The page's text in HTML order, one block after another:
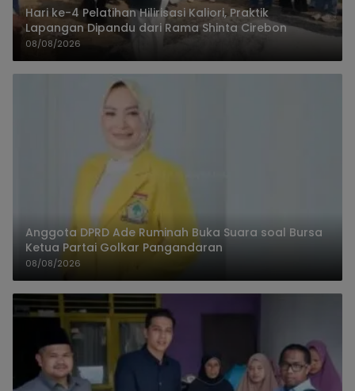
Hari ke-4 Pelatihan Hilirisasi Kaliori, Praktik
Lapangan Dipandu dari Rama Shinta Cirebon
08/08/2026
Anggota DPRD Ade Ruminah Buka Suara soal Bursa
Ketua Partai Golkar Pangandaran
08/08/2026